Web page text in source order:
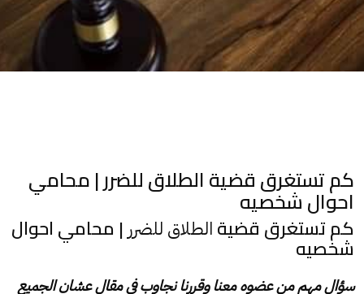
احوال شخصيه
‎كم تستغرق قضية الطلاق للضرر| محامي احوال
شخصيه